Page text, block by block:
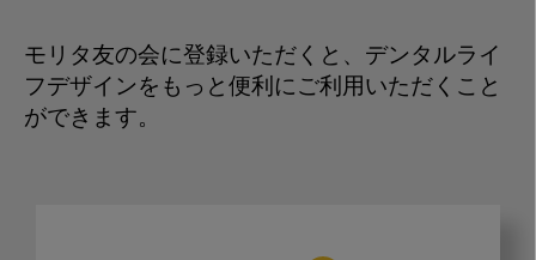
モリタ友の会に登録いただくと、デンタルライ
フデザインをもっと便利にご利用いただくこと
ができます。